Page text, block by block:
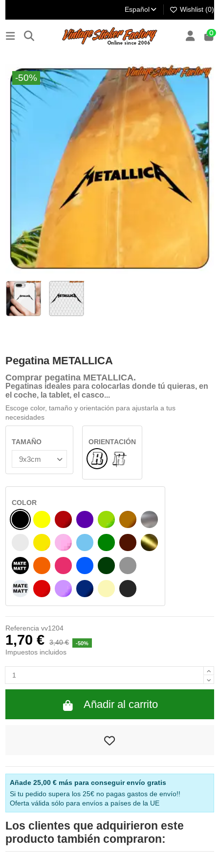
Español Wishlist (0)
0
-50%
Pegatina METALLICA
Comprar pegatina METALLICA.
Pegatinas ideales para colocarlas donde tú quieras, en
el coche, la tablet, el casco...
Escoge color, tamaño y orientación para ajustarla a tus
necesidades
TAMAÑO
ORIENTACIÓN
NormalINTERIOR CRISTAL
COLOR
NEGRO
BLANCO
NEGRO MATE
BLANCO MATE
AMARILLO
AMARILLO SENAL
NARANJA
ROJO
BURDEOS
ROSA
FUCSIA
LILA
MORADO
AZUL CIELO
AZUL
AZUL MARINO
VERDE CLARO
VERDE
VERDE OSCURO
BEIGE
AVELLANA
CHOCOLATE
GRIS
GRIS OSCURO
PLATA
ORO
Referencia vv1204
1,70 € 3,40 € -50%
Impuestos incluidos
Añadir al carrito
Añade 25,00 €más para conseguir envío gratis
Si tu pedido supera los 25€ no pagas gastos de envío!!
Oferta válida sólo para envíos a países de la UE
Los clientes que adquirieron este
producto también compraron: